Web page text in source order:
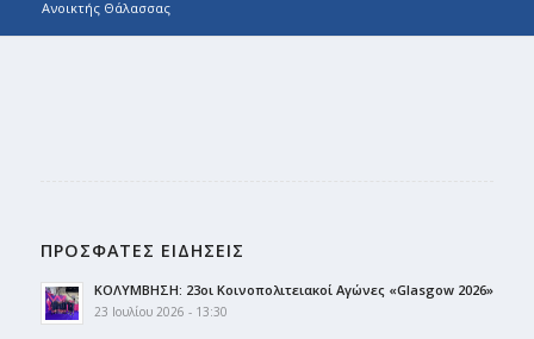
Ανοικτής Θάλασσας
ΠΡΟΣΦΑΤΕΣ ΕΙΔΗΣΕΙΣ
ΚΟΛΥΜΒΗΣΗ: 23οι Κοινοπολιτειακοί Αγώνες «Glasgow 2026»
23 Ιουλίου 2026 - 13:30